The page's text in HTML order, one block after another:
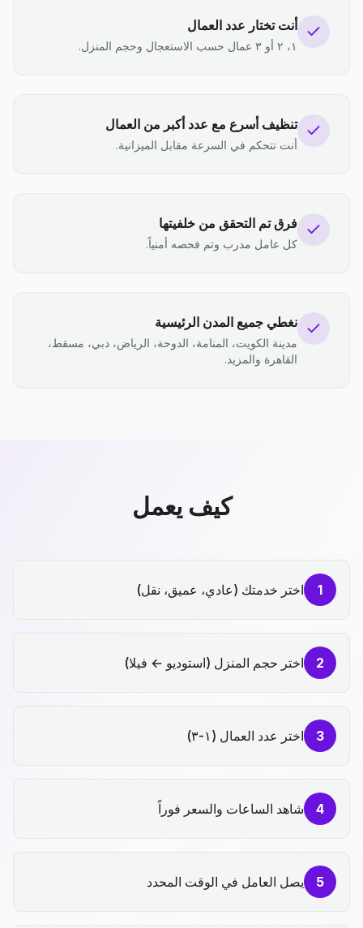
أنت تختار عدد العمال
١، ٢ أو ٣ عمال حسب الاستعجال وحجم المنزل.
تنظيف أسرع مع عدد أكبر من العمال
أنت تتحكم في السرعة مقابل الميزانية.
فرق تم التحقق من خلفيتها
كل عامل مدرب وتم فحصه أمنياً.
نغطي جميع المدن الرئيسية
مدينة الكويت، المنامة، الدوحة، الرياض، دبي، مسقط،
القاهرة والمزيد.
كيف يعمل
1 اختر خدمتك (عادي، عميق، نقل)
2 اختر حجم المنزل (استوديو ← فيلا)
3 اختر عدد العمال (١-٣)
4 شاهد الساعات والسعر فوراً
5 يصل العامل في الوقت المحدد